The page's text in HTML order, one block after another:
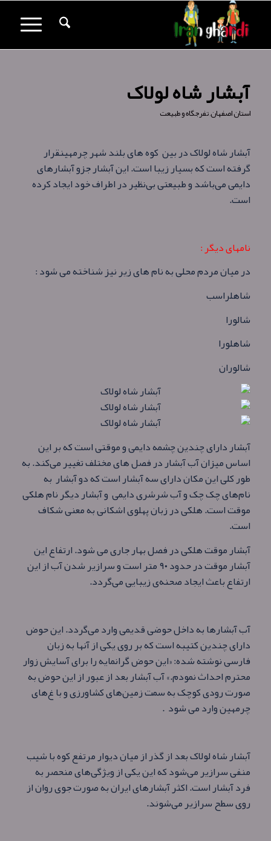
آبشار شاه لولاک
استان اصفهان,تفرجگاه و طبیعت
آبشار شاه لولاک در بین کوه‌ های بلند شهر چرمهینقرار
گرفته است که بسیار زیبا است. این آبشار جزو آبشارهای
دايمی می‌باشد و طبیعتی بی‌نظیر در اطراف خود ایجاد کرده
است.
نامهای دیگر :
در میان مردم محلی به نام‌ های زیر نیز شناخته می شود :
شاهلراسب
شالورا
شاهلورا
شالوران
آبشار دارای چندین چشمه دایمی و موقتی است که بر این
اساس میزان آب آبشار در فصل های مختلف تغییر می‌کند. به
طور کلی این مکان دارای سه آبشار است که دو آبشار به
نام‌های چک چک و آب شرشری دایمی و آبشار دیگر نام هلکی
موقت است. هلکی در زبان پهلوی اشکانی به معنی شکاف
است.
آبشار موقت هلکی در فصل بهار جاری می‌ شود. ارتفاع این
آبشار موقت در حدود ۹۰ متر است و سرازیر شدن آب از این
ارتفاع باعث ایجاد صحنه‌ی زیبایی می‌گردد.
آب آبشارها به داخل حوضی قدیمی وارد می‌گردد. این حوض
دارای چندین کتیبه است که بر روی یکی از آنها به زبان
فارسی نوشته شده: «این حوض گرانمایه را برای آسایش زوار
محترم احداث نمودم.» آب آبشار بعد از عبور از این حوض به
صورت رودی کوچک به سمت زمین‌های کشاورزی و با غ‌های
چرمهین وارد می شود .
آبشار شاه لولاک بعد از گذر از میان دیوار مرتفع کوه با شیب
منفی سرازیر می‌شود که این یکی از ویژگی‌های منحصر به
فرد آبشار است. اکثر آبشارهای ایران به صورت جوی روان از
روی سطح سرازیر می‌شوند.